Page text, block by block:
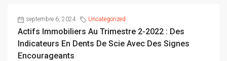
septembre 6, 2024 Uncategorized
Actifs Immobiliers Au Trimestre 2-2022 : Des
Indicateurs En Dents De Scie Avec Des Signes
Encourageants